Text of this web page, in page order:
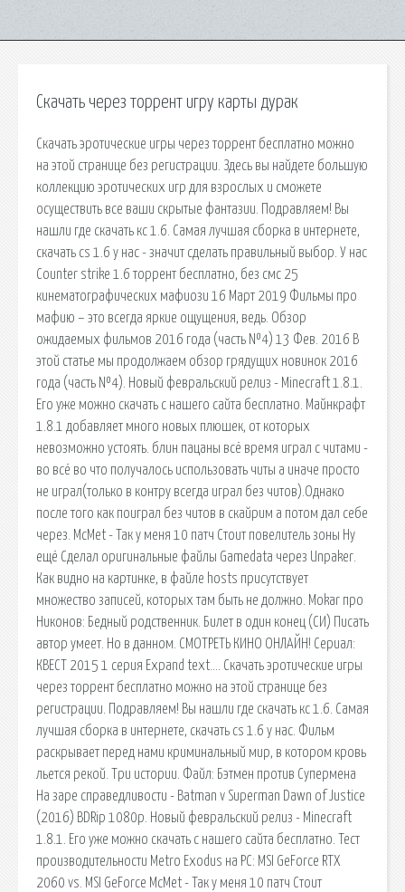
Скачать через торрент игру карты дурак
Скачать эротические игры через торрент бесплатно можно
на этой странице без регистрации. Здесь вы найдете большую
коллекцию эротических игр для взрослых и сможете
осуществить все ваши скрытые фантазии. Подравляем! Вы
нашли где скачать кс 1.6. Самая лучшая сборка в интернете,
скачать cs 1.6 у нас - значит сделать правильный выбор. У нас
Counter strike 1.6 торрент бесплатно, без смс 25
кинематографических мафиози 16 Март 2019 Фильмы про
мафию – это всегда яркие ощущения, ведь. Обзор
ожидаемых фильмов 2016 года (часть №4) 13 Фев. 2016 В
этой статье мы продолжаем обзор грядущих новинок 2016
года (часть №4). Новый февральский релиз - Minecraft 1.8.1.
Его уже можно скачать с нашего сайта бесплатно. Майнкрафт
1.8.1 добавляет много новых плюшек, от которых
невозможно устоять. блин пацаны всё время играл с читами -
во всё во что получалось использовать читы а иначе просто
не играл(только в контру всегда играл без читов).Однако
после того как поиграл без читов в скайрим а потом дал себе
через. McMet - Так у меня 10 патч Стоит повелитель зоны Ну
ещё Сделал оригинальные файлы Gamedata через Unpaker.
Как видно на картинке, в файле hosts присутствует
множество записей, которых там быть не должно. Mokar про
Никонов: Бедный родственник. Билет в один конец (СИ) Писать
автор умеет. Но в данном. СМОТРЕТЬ КИНО ОНЛАЙН! Сериал:
КВЕСТ 2015 1 серия Expand text…. Скачать эротические игры
через торрент бесплатно можно на этой странице без
регистрации. Подравляем! Вы нашли где скачать кс 1.6. Самая
лучшая сборка в интернете, скачать cs 1.6 у нас. Фильм
раскрывает перед нами криминальный мир, в котором кровь
льется рекой. Три истории. Файл: Бэтмен против Супермена
На заре справедливости - Batman v Superman Dawn of Justice
(2016) BDRip 1080p. Новый февральский релиз - Minecraft
1.8.1. Его уже можно скачать с нашего сайта бесплатно. Тест
производительности Metro Exodus на PC: MSI GeForce RTX
2060 vs. MSI GeForce McMet - Так у меня 10 патч Стоит